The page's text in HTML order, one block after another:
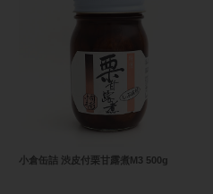
小倉缶詰 渋皮付栗甘露煮M3 500g